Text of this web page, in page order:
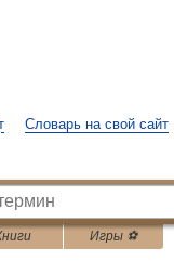
Словарь на свой сайт
Игры ⚽